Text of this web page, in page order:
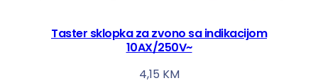
Taster sklopka za zvono sa indikacijom
10AX/250V~
4,15 KM